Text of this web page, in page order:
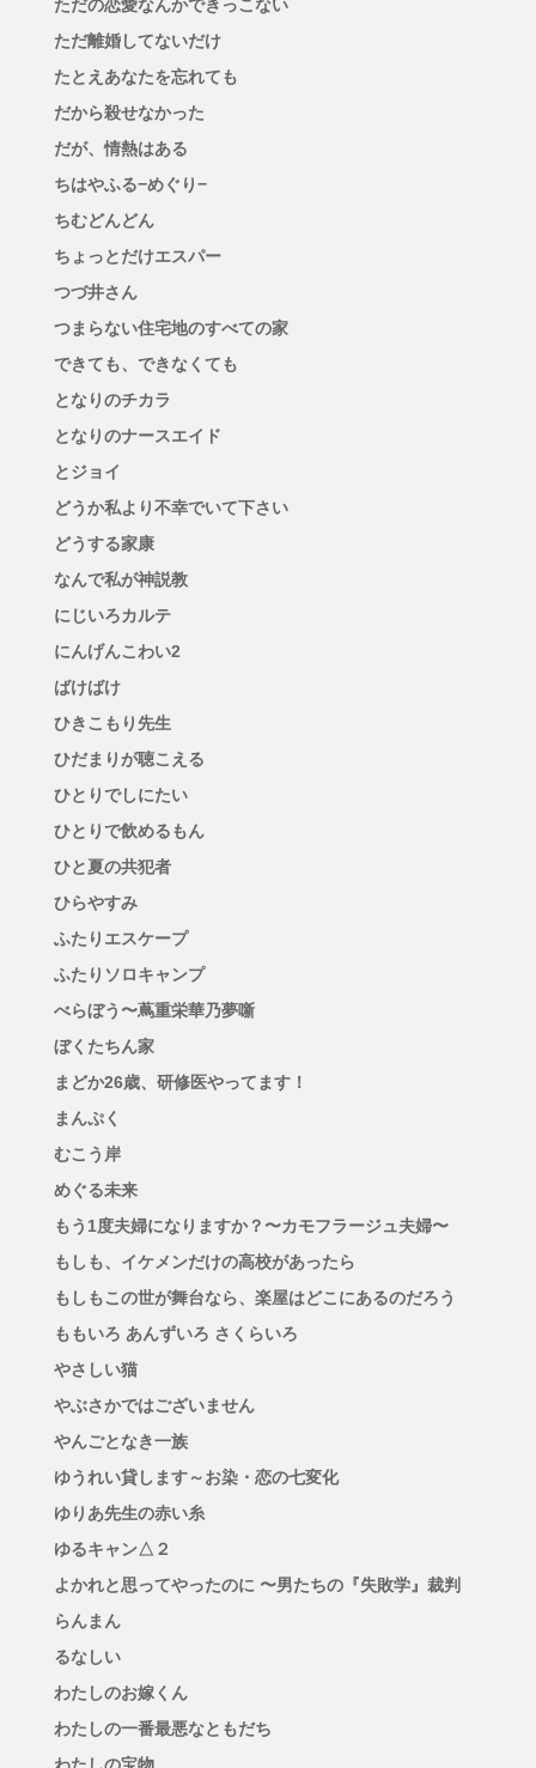
ただの恋愛なんかできっこない
ただ離婚してないだけ
たとえあなたを忘れても
だから殺せなかった
だが、情熱はある
ちはやふる−めぐり−
ちむどんどん
ちょっとだけエスパー
つづ井さん
つまらない住宅地のすべての家
できても、できなくても
となりのチカラ
となりのナースエイド
とジョイ
どうか私より不幸でいて下さい
どうする家康
なんで私が神説教
にじいろカルテ
にんげんこわい2
ばけばけ
ひきこもり先生
ひだまりが聴こえる
ひとりでしにたい
ひとりで飲めるもん
ひと夏の共犯者
ひらやすみ
ふたりエスケープ
ふたりソロキャンプ
べらぼう〜蔦重栄華乃夢噺
ぼくたちん家
まどか26歳、研修医やってます！
まんぷく
むこう岸
めぐる未来
もう1度夫婦になりますか？〜カモフラージュ夫婦〜
もしも、イケメンだけの高校があったら
もしもこの世が舞台なら、楽屋はどこにあるのだろう
ももいろ あんずいろ さくらいろ
やさしい猫
やぶさかではございません
やんごとなき一族
ゆうれい貸します～お染・恋の七変化
ゆりあ先生の赤い糸
ゆるキャン△２
よかれと思ってやったのに 〜男たちの『失敗学』裁判
らんまん
るなしい
わたしのお嫁くん
わたしの一番最悪なともだち